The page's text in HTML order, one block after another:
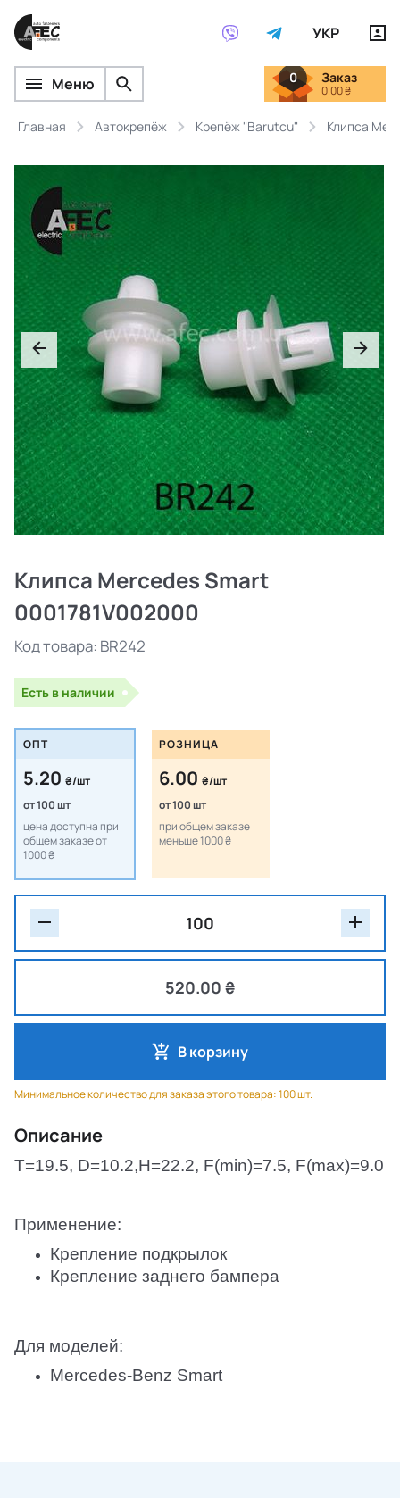
УКР
Меню 0 Заказ
0.00 ₴
Главная Автокрепёж Крепёж "Barutcu" Клипса
Клипса Mercedes Smart
0001781V002000
Код товара: BR242
Есть в наличии
ОПТ
5.20 ₴/шт
от 100 шт
цена доступна при
общем заказе от
1000 ₴
РОЗНИЦА
6.00 ₴/шт
от 100 шт
при общем заказе
меньше 1000 ₴
520.00 ₴
В корзину
Минимальное количество для заказа этого товара: 100 шт.
Описание
T=19.5, D=10.2,H=22.2, F(min)=7.5, F(max)=9.0
Применение:
Крепление подкрылок
Крепление заднего бампера
Для моделей:
Mercedes-Benz Smart